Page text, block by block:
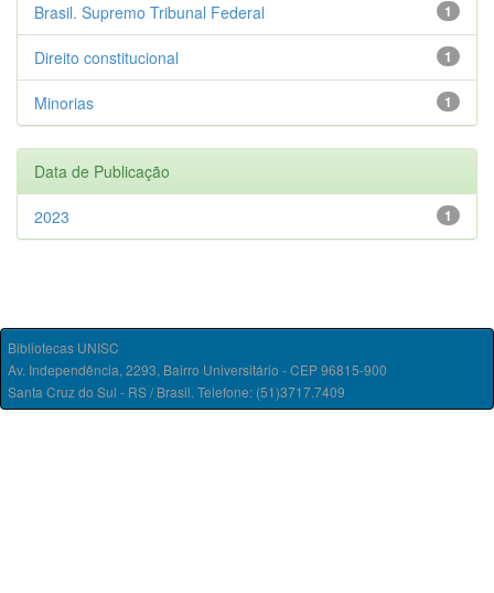
1
Brasil. Supremo Tribunal Federal
1
Direito constitucional
1
Minorias
Data de Publicação
1
2023
Bibliotecas UNISC
Av. Independência, 2293, Bairro Universitário - CEP 96815-900
Santa Cruz do Sul - RS / Brasil. Telefone: (51)3717.7409